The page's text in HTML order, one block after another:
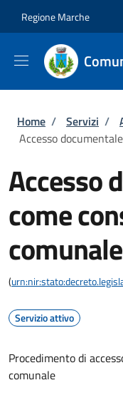
Regione Marche
Briciole di
Home / Servizi /
Accesso
Accesso
come
comunale
(
Servizio attivo
Procedimento di
comunale